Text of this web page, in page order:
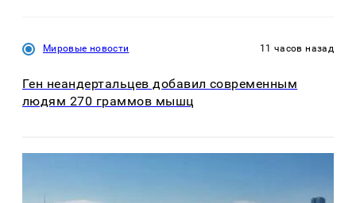
Мировые новости 11 часов назад
Ген неандертальцев добавил современным
людям 270 граммов мышц